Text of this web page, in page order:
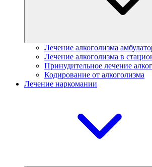
Лечение алкоголизма
Лечение алкоголизма в
Принудительное лечение
Кодирование от алкоголизма
Лечение наркомании